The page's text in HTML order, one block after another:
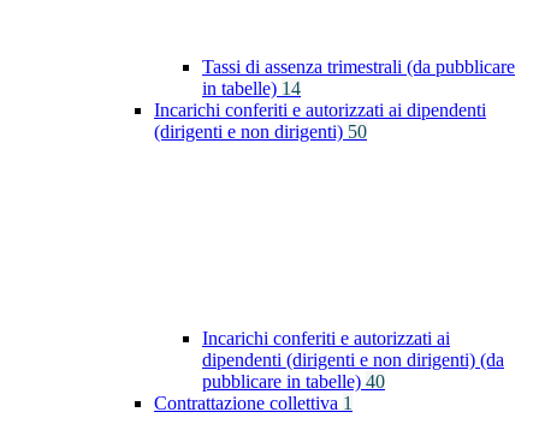
Tassi di assenza trimestrali (da pubblicare
in tabelle) 14
Incarichi conferiti e autorizzati ai dipendenti
(dirigenti e non dirigenti) 50
Incarichi conferiti e autorizzati ai
dipendenti (dirigenti e non dirigenti) (da
pubblicare in tabelle) 40
Contrattazione collettiva 1